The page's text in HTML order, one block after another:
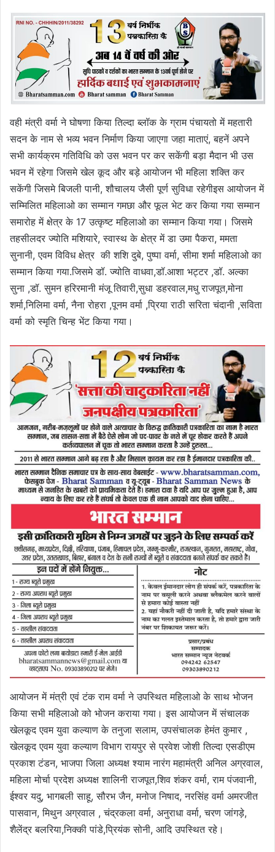
वही मंत्री वर्मा ने घोषणा किया तिल्दा ब्लॉक के ग्राम पंचायतो में महतारी
सदन के नाम से भव्य भवन निर्माण किया जाएगा जहा माताएं, बहनें अपने
सभी कार्यक्रम गतिविधि को उस भवन पर कर सकेंगी बड़ा मैदान भी उस
भवन में रहेगा जिसमे खेल कूद और बड़े आयोजन भी महिला शक्ति कर
सकेंगी जिसमे बिजली पानी, शौचालय जैसी पूर्ण सुविधा रहेगीइस आयोजन में
सम्मिलित महिलाओ का सम्मान गमछा और फूल भेट कर किया गया सम्मान
समारोह में क्षेत्र के 17 उत्कृष्ट महिलाओ का सम्मान किया गया। जिसमे
तहसीलदर ज्योति मशियारे, स्वास्थ के क्षेत्र में डा उमा पैकरा, ममता
सुनानी, एवम विविध क्षेत्र की शशि दुबे, पुष्पा वर्मा, सीमा शर्मा महिलाओ का
सम्मान किया गया.जिसमे डॉ. ज्योति वाधवा,डॉ.आशा भट्टर ,डॉ. अल्का
सुना ,डॉ. सुमन हरिरमानी मंजू तिवारी,सुधा डहरवाल,मधु राजपूत,मोना
शर्मा,निलिमा वर्मा, नैना रोहरा ,पूनम वर्मा ,प्रिया राठी सरिता चंदानी ,सविता
वर्मा को स्मृति चिन्ह भेंट किया गया।
आयोजन में मंत्री एवं टंक राम वर्मा ने उपस्थित महिलाओ के साथ भोजन
किया सभी महिलाओ को भोजन कराया गया। इस आयोजन में संचालक
खेलकूद एवम युवा कल्याण के तनुजा सलाम, उपसंचालक हेमंत कुमार ,
खेलकूद एवम युवा कल्याण विभाग रायपुर से प्रवेश जोशी तिल्दा एसडीएम
प्रकाश टंडन, भाजपा जिला अध्यक्ष श्याम नारंग महामंत्री अनिल अग्रवाल,
महिला मोर्चा प्रदेश अध्यक्ष शालिनी राजपूत,शिव शंकर वर्मा, राम पंजवानी,
ईश्वर यदु, भागबली साहू, सौरभ जैन, मनोज निषाद, नरसिंह वर्मा अमरजीत
पासवान, मिथुन अग्रवाल , चंद्रकला वर्मा, अनुराधा वर्मा, चरण जांगड़े,
शैलेंद्र बलरिया,निक्की पांडे,प्रियंक सोनी, आदि उपस्थित रहे।